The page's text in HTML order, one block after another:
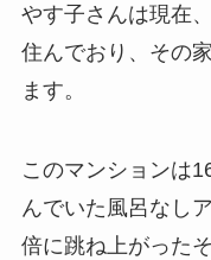
やす子さんは現在
住んでおり、その
ます。
このマンションは
んでいた風呂なし
倍に跳ね上がったそ